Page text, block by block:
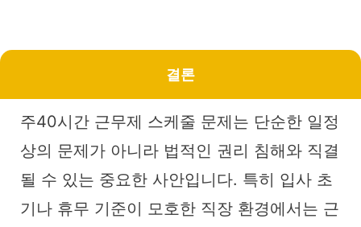
결론
주40시간 근무제 스케줄 문제는 단순한 일정
상의 문제가 아니라 법적인 권리 침해와 직결
될 수 있는 중요한 사안입니다. 특히 입사 초
기나 휴무 기준이 모호한 직장 환경에서는 근